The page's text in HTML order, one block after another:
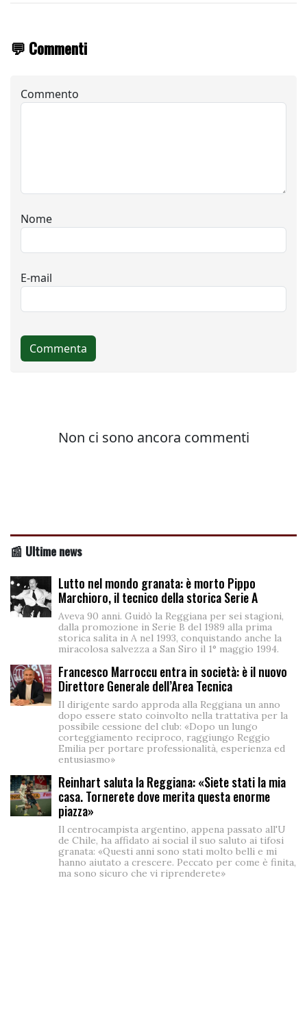
💬 Commenti
📰 Ultime news
Lutto nel mondo granata: è morto Pippo
Marchioro, il tecnico della storica Serie A
Aveva 90 anni. Guidò la Reggiana per sei stagioni,
dalla promozione in Serie B del 1989 alla prima
storica salita in A nel 1993, conquistando anche la
miracolosa salvezza a San Siro il 1° maggio 1994.
Francesco Marroccu entra in società: è il nuovo
Direttore Generale dell’Area Tecnica
Il dirigente sardo approda alla Reggiana un anno
dopo essere stato coinvolto nella trattativa per la
possibile cessione del club: «Dopo un lungo
corteggiamento reciproco, raggiungo Reggio
Emilia per portare professionalità, esperienza ed
entusiasmo»
Reinhart saluta la Reggiana: «Siete stati la mia
casa. Tornerete dove merita questa enorme
piazza»
Il centrocampista argentino, appena passato all'U
de Chile, ha affidato ai social il suo saluto ai tifosi
granata: «Questi anni sono stati molto belli e mi
hanno aiutato a crescere. Peccato per come è finita,
ma sono sicuro che vi riprenderete»